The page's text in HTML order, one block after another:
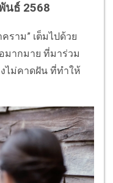
นธ์ 2568
ราม” เต็มไปด้วย
มากมาย ที่มาร่วม
ไม่คาดฝัน ที่ทำให้